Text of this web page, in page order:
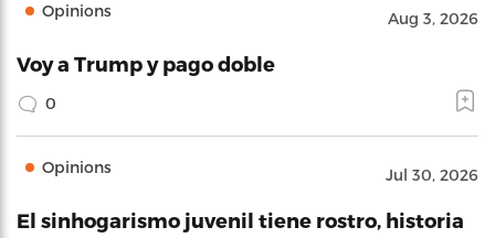
Opinions Aug 3, 2026
Voy a Trump y pago doble
0
Opinions Jul 30, 2026
El sinhogarismo juvenil tiene rostro, historia